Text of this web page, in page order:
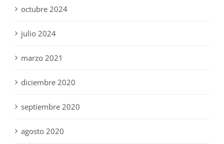
octubre 2024
julio 2024
marzo 2021
diciembre 2020
septiembre 2020
agosto 2020